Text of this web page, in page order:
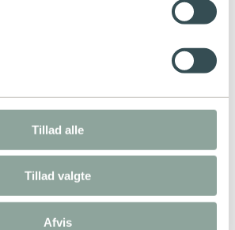
Tillad alle
Tillad valgte
Afvis